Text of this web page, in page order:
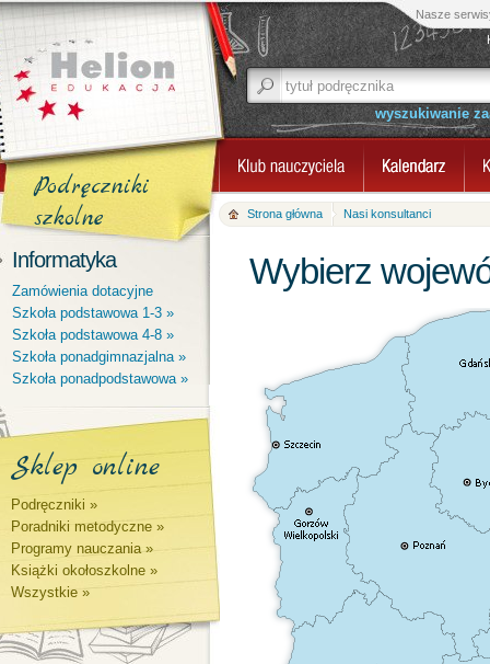
Nasze
wyszukiwanie
Podręczniki
szkolne
Informatyka
Zamówienia dotacyjne
Szkoła podstawowa 1-3 »
Szkoła podstawowa 4-8 »
Szkoła ponadgimnazjalna »
Szkoła ponadpodstawowa »
Sklep online
Podręczniki »
Poradniki metodyczne »
Programy nauczania »
Książki okołoszkolne »
Wszystkie »
Strona główna Nasi konsultanci
Wybierz